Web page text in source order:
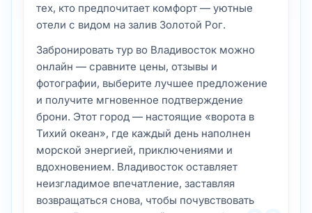
тех, кто предпочитает комфорт — уютные
отели с видом на залив Золотой Рог.
Забронировать тур во Владивосток можно
онлайн — сравните цены, отзывы и
фотографии, выберите лучшее предложение
и получите мгновенное подтверждение
брони. Этот город — настоящие «ворота в
Тихий океан», где каждый день наполнен
морской энергией, приключениями и
вдохновением. Владивосток оставляет
неизгладимое впечатление, заставляя
возвращаться снова, чтобы почувствовать